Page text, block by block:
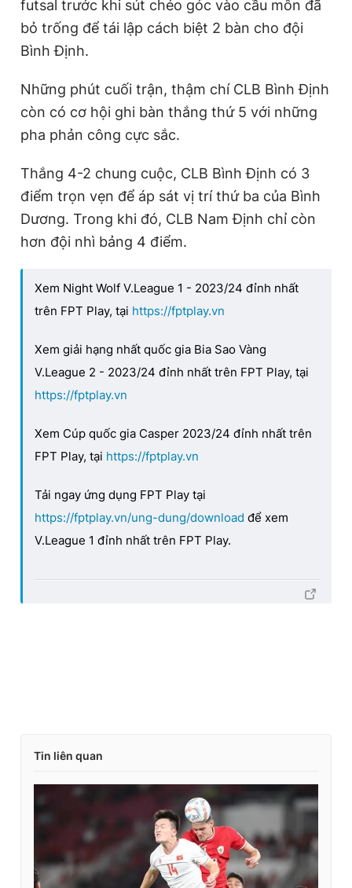
futsal trước khi sút chéo góc vào cầu môn đã
bỏ trống để tái lập cách biệt 2 bàn cho đội
Bình Định.
Những phút cuối trận, thậm chí CLB Bình Định
còn có cơ hội ghi bàn thắng thứ 5 với những
pha phản công cực sắc.
Thắng 4-2 chung cuộc, CLB Bình Định có 3
điểm trọn vẹn để áp sát vị trí thứ ba của Bình
Dương. Trong khi đó, CLB Nam Định chỉ còn
hơn đội nhì bảng 4 điểm.
Xem Night Wolf V.League 1 - 2023/24 đỉnh nhất
trên FPT Play, tại https://fptplay.vn
Xem giải hạng nhất quốc gia Bia Sao Vàng
V.League 2 - 2023/24 đỉnh nhất trên FPT Play, tại
https://fptplay.vn
Xem Cúp quốc gia Casper 2023/24 đỉnh nhất trên
FPT Play, tại https://fptplay.vn
Tải ngay ứng dụng FPT Play tại
https://fptplay.vn/ung-dung/download để xem
V.League 1 đỉnh nhất trên FPT Play.
Tin liên quan